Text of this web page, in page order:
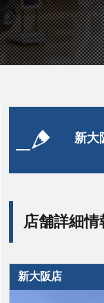
新大
店舗詳細情
新大阪店